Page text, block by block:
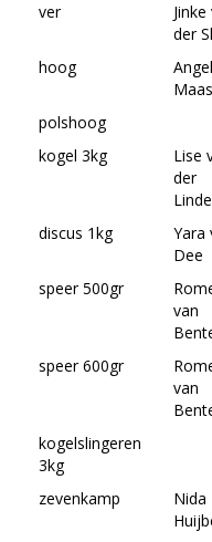
ver
Jinke
der
hoog
polshoog
kogel 3kg
Lise
der
discus 1kg
Yara
Dee
speer 500gr
van
speer 600gr
van
kogelslingeren
3kg
zevenkamp
Nida